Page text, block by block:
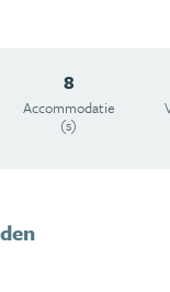
8
Accommodatie
(s)